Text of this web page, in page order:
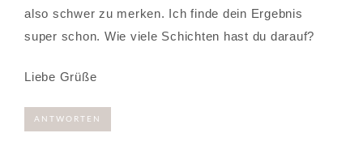
also schwer zu merken. Ich finde dein Ergebnis
super schon. Wie viele Schichten hast du darauf?
Liebe Grüße
ANTWORTEN